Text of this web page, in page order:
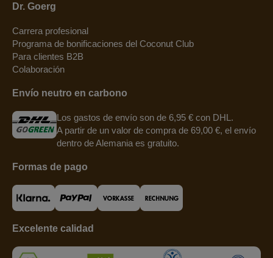
Dr. Goerg
Carrera profesional
Programa de bonificaciones del Coconut Club
Para clientes B2B
Colaboración
Envío neutro en carbono
Los gastos de envío son de 6,95 € con DHL.
A partir de un valor de compra de 69,00 €, el envío
dentro de Alemania es gratuito.
Formas de pago
Excelente calidad